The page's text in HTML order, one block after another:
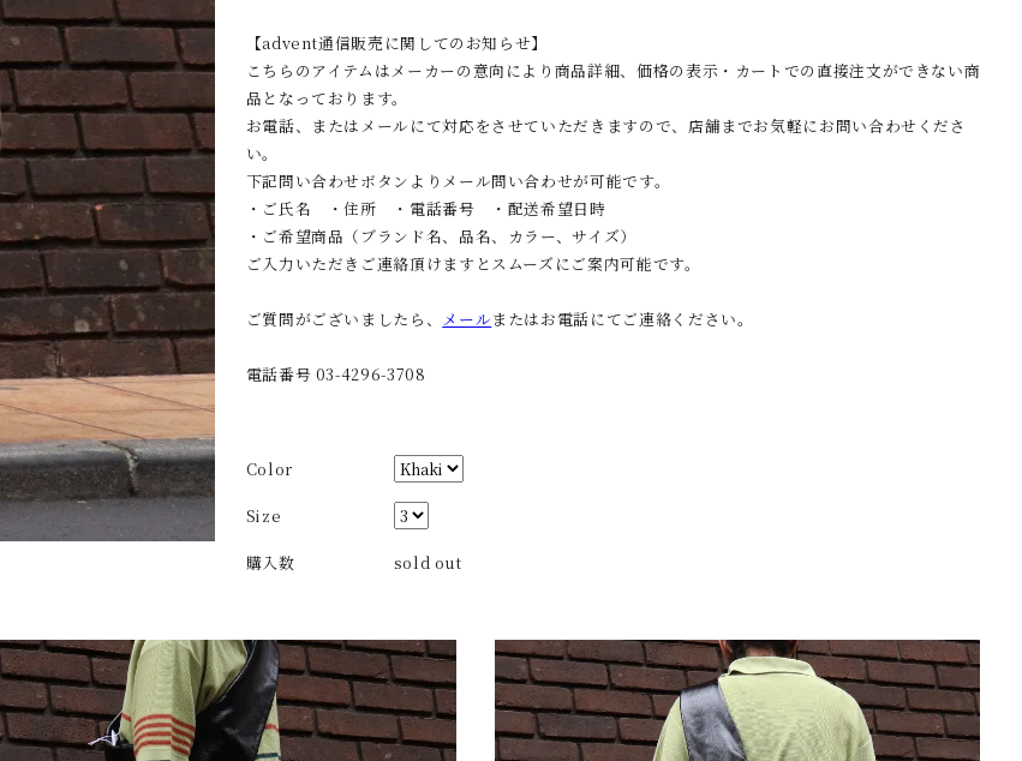
【advent通信販売に関してのお知らせ】
こちらのアイテムはメーカーの意向により商品詳細、価格の表示・カートでの直接注文ができない商
品となっております。
お電話、またはメールにて対応をさせていただきますので、店舗までお気軽にお問い合わせくださ
い。
下記問い合わせボタンよりメール問い合わせが可能です。
・ご氏名 ・住所 ・電話番号 ・配送希望日時
・ご希望商品（ブランド名、品名、カラー、サイズ）
ご入力いただきご連絡頂けますとスムーズにご案内可能です。
ご質問がございましたら、 メールまたはお電話にてご連絡ください。
電話番号 03-4296-3708
Color
Size
購入数 sold out